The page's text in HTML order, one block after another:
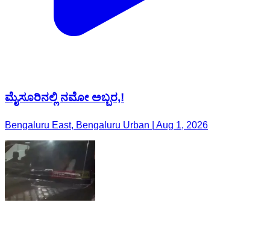
ಮೈಸೂರಿನಲ್ಲಿ ನಮೋ ಅಬ್ಬರ,!
Bengaluru East, Bengaluru Urban | Aug 1, 2026